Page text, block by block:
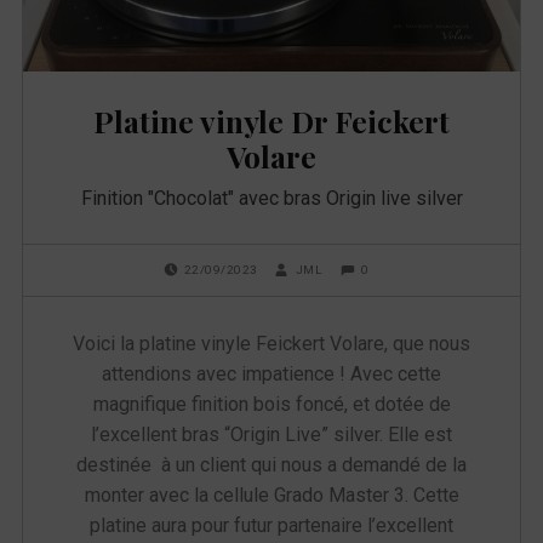
u
e
Platine vinyle Dr Feickert
Volare
Finition "Chocolat" avec bras Origin live silver
22/09/2023
JML
COMMENTS:0
Voici la platine vinyle Feickert Volare, que nous
attendions avec impatience ! Avec cette
magnifique finition bois foncé, et dotée de
l’excellent bras “Origin Live” silver. Elle est
destinée à un client qui nous a demandé de la
monter avec la cellule Grado Master 3. Cette
platine aura pour futur partenaire l’excellent